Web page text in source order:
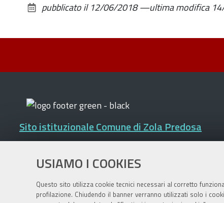
USIAMO I COOKIES
Questo sito utilizza cookie tecnici necessari al corretto
profilazione. Chiudendo il banner verranno utilizzati solo i
pubblicato il 12/06/2018—ultima modifica
Sito istituzionale Comune di Zola Predosa
Privacy policy| DPO|Accessibilità